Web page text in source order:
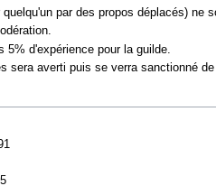
par des propos déplacés) ne
5% d'expérience pour la guilde.
sera averti puis se verra sanctionné